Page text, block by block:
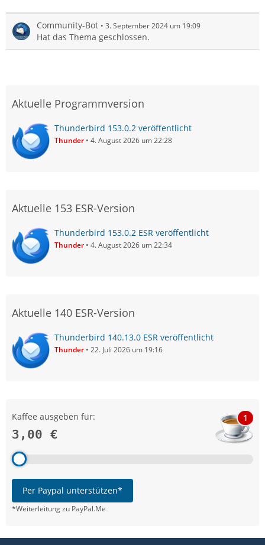
Community-Bot 3. September 2024 um 19:09
Hat das Thema geschlossen.
Aktuelle Programmversion
Thunderbird 153.0.2 veröffentlicht
Thunder 4. August 2026 um 22:28
Aktuelle 153 ESR-Version
Thunderbird 153.0.2 ESR veröffentlicht
Thunder 4. August 2026 um 22:34
Aktuelle 140 ESR-Version
Thunderbird 140.13.0 ESR veröffentlicht
Thunder 22. Juli 2026 um 19:16
Kaffee ausgeben für:
3,00 €
1
Per Paypal unterstützen*
*Weiterleitung zu PayPal.Me